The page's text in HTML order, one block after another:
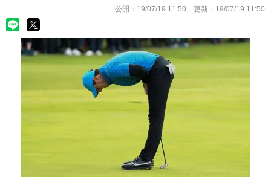
公開： 19/07/19 11:50 更新： 19/07/19 11:50